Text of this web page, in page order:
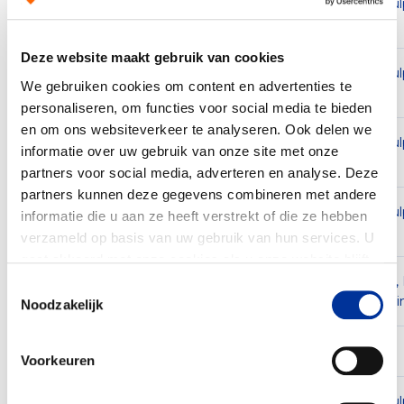
Deze website maakt gebruik van cookies
We gebruiken cookies om content en advertenties te
personaliseren, om functies voor social media te bieden
en om ons websiteverkeer te analyseren. Ook delen we
informatie over uw gebruik van onze site met onze
partners voor social media, adverteren en analyse. Deze
partners kunnen deze gegevens combineren met andere
informatie die u aan ze heeft verstrekt of die ze hebben
verzameld op basis van uw gebruik van hun services. U
Noodzakelijk
Voorkeuren
for Lawyers of L4L
Internationale
mensenrechten
Advocaten voor Malawi
Internationale
mensenrechten
Aflatoun International
Internationale
Afrika Tikkun Nederland
Internationale
mensenrechten
Kunst en
Natuur en milieu